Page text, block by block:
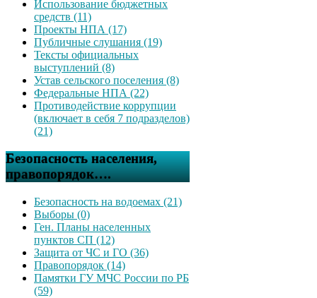
Использование бюджетных
средств (11)
Проекты НПА (17)
Публичные слушания (19)
Тексты официальных
выступлений (8)
Устав сельского поселения (8)
Федеральные НПА (22)
Противодействие коррупции
(включает в себя 7 подразделов)
(21)
Безопасность населения,
правопорядок….
Безопасность на водоемах (21)
Выборы (0)
Ген. Планы населенных
пунктов СП (12)
Защита от ЧС и ГО (36)
Правопорядок (14)
Памятки ГУ МЧС России по РБ
(59)